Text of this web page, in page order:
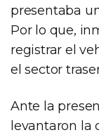
presentaba
Por lo que,
registrar el
el sector
Ante la
levantaron la